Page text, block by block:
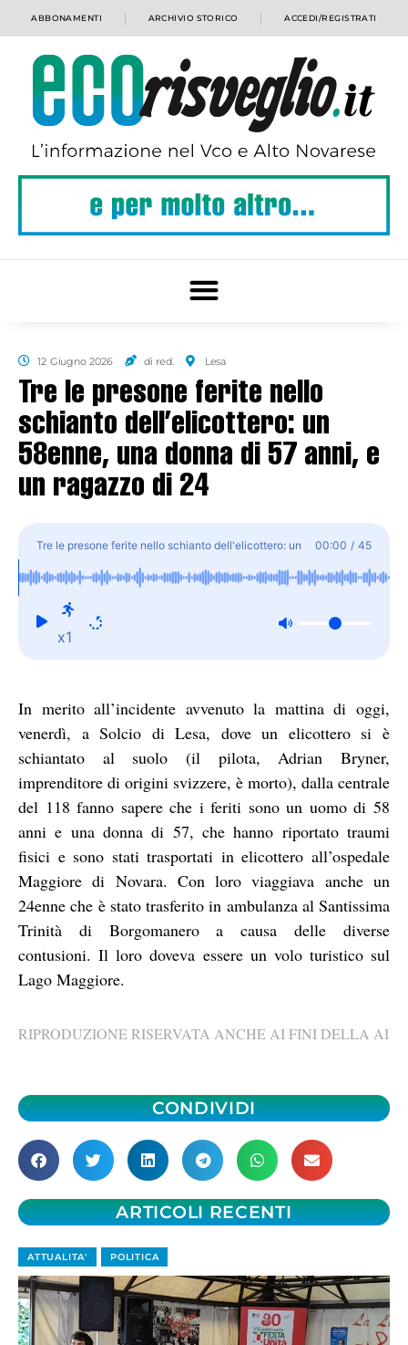
ABBONAMENTI ARCHIVIO STORICO ACCEDI/REGISTRATI
12 Giugno 2026 di red. Lesa
Tre le presone ferite nello
schianto dell’elicottero: un
58enne, una donna di 57 anni, e
un ragazzo di 24
Tre le presone ferite nello schianto dell'elicottero: un
58enne, una donna di 57 anni, e un ragazzo di 24
00:00 / 45
x1
In merito all’incidente avvenuto la mattina di oggi,
venerdì, a Solcio di Lesa, dove un elicottero si è
schiantato al suolo (il pilota, Adrian Bryner,
imprenditore di origini svizzere, è morto), dalla centrale
del 118 fanno sapere che i feriti sono un uomo di 58
anni e una donna di 57, che hanno riportato traumi
fisici e sono stati trasportati in elicottero all’ospedale
Maggiore di Novara. Con loro viaggiava anche un
24enne che è stato trasferito in ambulanza al Santissima
Trinità di Borgomanero a causa delle diverse
contusioni. Il loro doveva essere un volo turistico sul
Lago Maggiore.
RIPRODUZIONE RISERVATA ANCHE AI FINI DELLA AI
CONDIVIDI
ARTICOLI RECENTI
ATTUALITA' POLITICA